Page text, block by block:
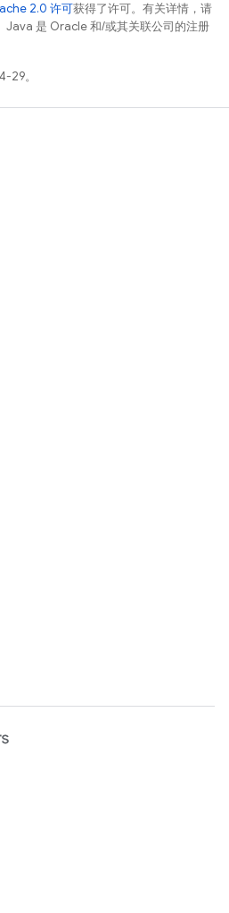
2.0 许可获得了许可。有关详情，请
Java 是 Oracle 和/或其关联公司的注册
29。